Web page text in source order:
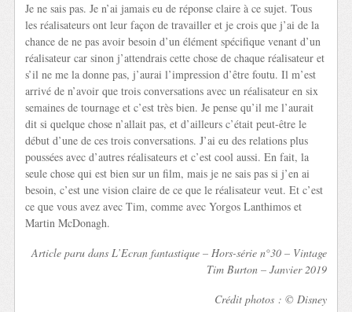
Je ne sais pas. Je n’ai jamais eu de réponse claire à ce sujet. Tous
les réalisateurs ont leur façon de travailler et je crois que j’ai de la
chance de ne pas avoir besoin d’un élément spécifique venant d’un
réalisateur car sinon j’attendrais cette chose de chaque réalisateur et
s’il ne me la donne pas, j’aurai l’impression d’être foutu. Il m’est
arrivé de n’avoir que trois conversations avec un réalisateur en six
semaines de tournage et c’est très bien. Je pense qu’il me l’aurait
dit si quelque chose n’allait pas, et d’ailleurs c’était peut-être le
début d’une de ces trois conversations. J’ai eu des relations plus
poussées avec d’autres réalisateurs et c’est cool aussi. En fait, la
seule chose qui est bien sur un film, mais je ne sais pas si j’en ai
besoin, c’est une vision claire de ce que le réalisateur veut. Et c’est
ce que vous avez avec Tim, comme avec Yorgos Lanthimos et
Martin McDonagh.
Article paru dans L’Ecran fantastique – Hors-série n°30 – Vintage
Tim Burton – Janvier 2019
Crédit photos : © Disney